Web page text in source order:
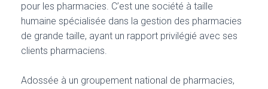
pour les pharmacies. C’est une société à taille
humaine spécialisée dans la gestion des pharmacies
de grande taille, ayant un rapport privilégié avec ses
clients pharmaciens.
Adossée à un groupement national de pharmacies,